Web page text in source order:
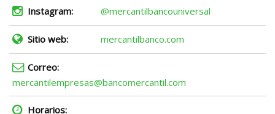
Instagram: @mercantilbancouniversal
Sitio web: mercantilbanco.com
Correo:
mercantilempresas@bancomercantil.com
Horarios: